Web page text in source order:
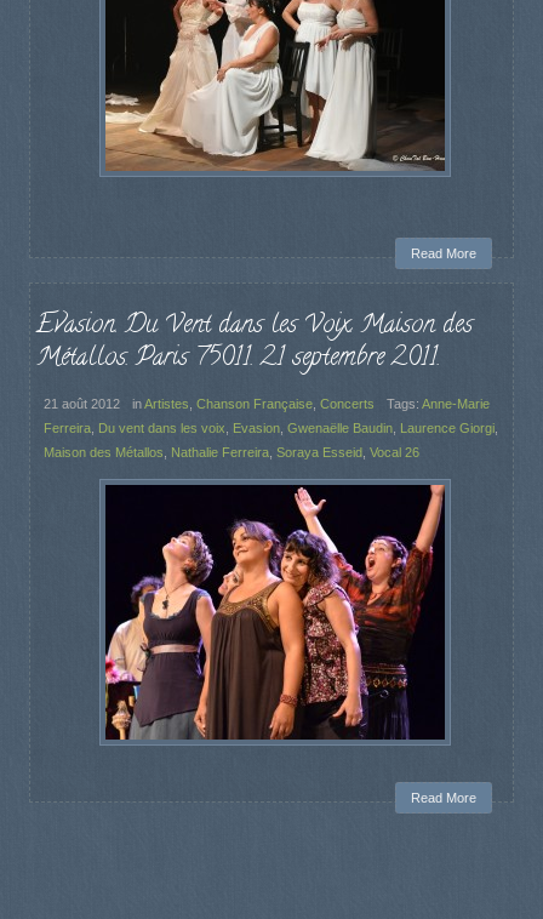
Read More
Evasion. Du Vent dans les Voix. Maison des
Métallos. Paris 75011. 21 septembre 2011.
21 août 2012 inArtistes Chanson Française Concerts Tags: Anne-Marie
Ferreira Du vent dans les voix Evasion Gwenaëlle Baudin Laurence Giorgi
Maison des Métallos
Nathalie Ferreira Soraya Esseid Vocal 26
Read More